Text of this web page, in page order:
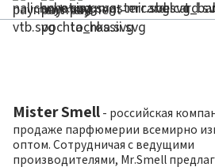
Mister Smell - российская
продаже парфюмерии всемирно
оптом. Сотрудничая с ведущими
производителями, Mr.Smell